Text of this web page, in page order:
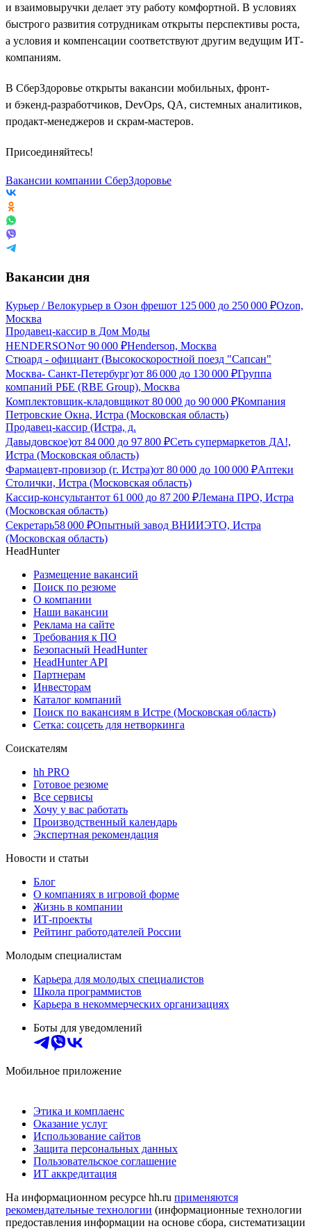
и взаимовыручки делает эту работу комфортной. В условиях
быстрого развития сотрудникам открыты перспективы роста,
а условия и компенсации соответствуют другим ведущим ИТ-
компаниям.
В СберЗдоровье открыты вакансии мобильных, фронт-
и бэкенд-разработчиков, DevOps, QA, системных аналитиков,
продакт-менеджеров и скрам-мастеров.
Присоединяйтесь!
Вакансии компании СберЗдоровье
Вакансии дня
Курьер / Велокурьер в Озон фрешот 125 000 до 250 000 ₽Ozon,
Москва
Продавец-кассир в Дом Моды
HENDERSONот 90 000 ₽Henderson, Москва
Стюард - официант (Высокоскоростной поезд "Сапсан"
Москва- Санкт-Петербург)от 86 000 до 130 000 ₽Группа
компаний РБЕ (RBE Group), Москва
Комплектовщик-кладовщикот 80 000 до 90 000 ₽Компания
Петровские Окна, Истра (Московская область)
Продавец-кассир (Истра, д.
Давыдовское)от 84 000 до 97 800 ₽Сеть супермаркетов ДА!,
Истра (Московская область)
Фармацевт-провизор (г. Истра)от 80 000 до 100 000 ₽Аптеки
Столички, Истра (Московская область)
Кассир-консультантот 61 000 до 87 200 ₽Лемана ПРО, Истра
(Московская область)
Секретарь58 000 ₽Опытный завод ВНИИЭТО, Истра
(Московская область)
HeadHunter
Размещение вакансий
Поиск по резюме
О компании
Наши вакансии
Реклама на сайте
Требования к ПО
Безопасный HeadHunter
HeadHunter API
Партнерам
Инвесторам
Каталог компаний
Поиск по вакансиям в Истре (Московская область)
Сетка: соцсеть для нетворкинга
Соискателям
hh PRO
Готовое резюме
Все сервисы
Хочу у вас работать
Производственный календарь
Экспертная рекомендация
Новости и статьи
Блог
О компаниях в игровой форме
Жизнь в компании
ИТ-проекты
Рейтинг работодателей России
Молодым специалистам
Карьера для молодых специалистов
Школа программистов
Карьера в некоммерческих организациях
Боты для уведомлений
Мобильное приложение
Этика и комплаенс
Оказание услуг
Использование сайтов
Защита персональных данных
Пользовательское соглашение
ИТ аккредитация
На информационном ресурсе hh.ru применяются
рекомендательные технологии (информационные технологии
предоставления информации на основе сбора, систематизации